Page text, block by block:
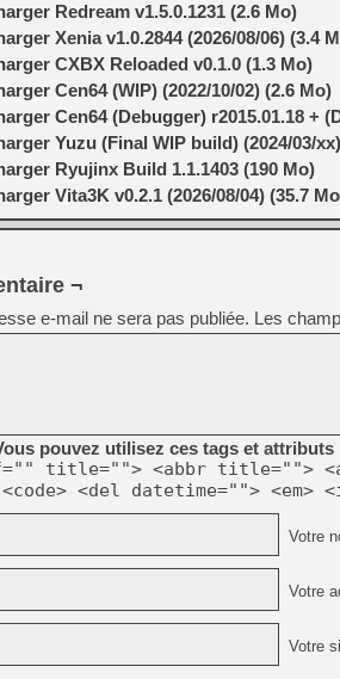
Redream v1.5.0.1231 (2.6 Mo)
Xenia v1.0.2844 (2026/08/06) (3.4
CXBX Reloaded v0.1.0 (1.3 Mo)
Cen64 (WIP) (2022/10/02) (2.6 Mo)
Cen64 (Debugger) r2015.01.18 +
Yuzu (Final WIP build) (2024/03/
Ryujinx Build 1.1.1403 (190 Mo)
Vita3K v0.2.1 (2026/08/04) (35.7
¬
e-mail ne sera pas publiée. Les
pouvez utilisez ces tags et attributs
title=""> <abbr title="">
<del datetime="">
Votre
Votre
Votre